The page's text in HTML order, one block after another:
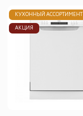
КУХОННЫЙ АССОРТИМЕНТ
АКЦИЯ